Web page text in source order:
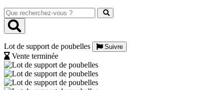
Que
recherchez-
vous
Lot de support de poubelles
Suivre
Vente terminée